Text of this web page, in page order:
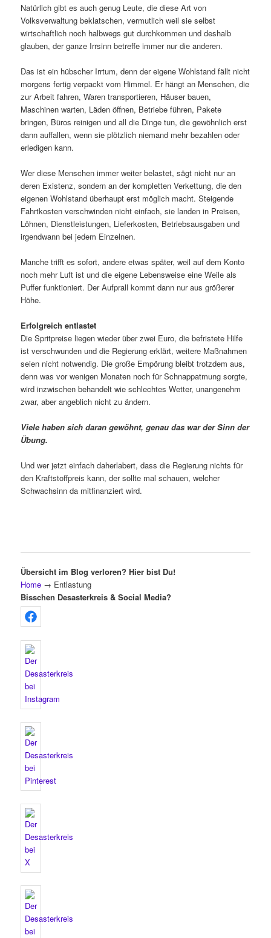
Natürlich gibt es auch genug Leute, die diese Art von
Volksverwaltung beklatschen, vermutlich weil sie selbst
wirtschaftlich noch halbwegs gut durchkommen und deshalb
glauben, der ganze Irrsinn betreffe immer nur die anderen.
Das ist ein hübscher Irrtum, denn der eigene Wohlstand fällt nicht
morgens fertig verpackt vom Himmel. Er hängt an Menschen, die
zur Arbeit fahren, Waren transportieren, Häuser bauen,
Maschinen warten, Läden öffnen, Betriebe führen, Pakete
bringen, Büros reinigen und all die Dinge tun, die gewöhnlich erst
dann auffallen, wenn sie plötzlich niemand mehr bezahlen oder
erledigen kann.
Wer diese Menschen immer weiter belastet, sägt nicht nur an
deren Existenz, sondern an der kompletten Verkettung, die den
eigenen Wohlstand überhaupt erst möglich macht. Steigende
Fahrtkosten verschwinden nicht einfach, sie landen in Preisen,
Löhnen, Dienstleistungen, Lieferkosten, Betriebsausgaben und
irgendwann bei jedem Einzelnen.
Manche trifft es sofort, andere etwas später, weil auf dem Konto
noch mehr Luft ist und die eigene Lebensweise eine Weile als
Puffer funktioniert. Der Aufprall kommt dann nur aus größerer
Höhe.
Erfolgreich entlastet
Die Spritpreise liegen wieder über zwei Euro, die befristete Hilfe
ist verschwunden und die Regierung erklärt, weitere Maßnahmen
seien nicht notwendig. Die große Empörung bleibt trotzdem aus,
denn was vor wenigen Monaten noch für Schnappatmung sorgte,
wird inzwischen behandelt wie schlechtes Wetter, unangenehm
zwar, aber angeblich nicht zu ändern.
Viele haben sich daran gewöhnt, genau das war der Sinn der
Übung.
Und wer jetzt einfach daherlabert, dass die Regierung nichts für
den Kraftstoffpreis kann, der sollte mal schauen, welcher
Schwachsinn da mitfinanziert wird.
Übersicht im Blog verloren? Hier bist Du!
Home → Entlastung
Bisschen Desasterkreis & Social Media?